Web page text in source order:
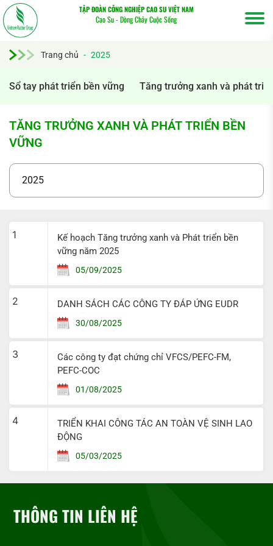
TẬP ĐOÀN CÔNG NGHIỆP CAO SU VIỆT NAM
Cao Su - Dòng Chảy Cuộc Sống
Trang chủ - 2025
Sổ tay phát triển bền vững Tăng trưởng xanh và phát
TĂNG TRƯỞNG XANH VÀ PHÁT TRIỂN BỀN
VỮNG
1
Kế hoạch Tăng trưởng xanh và Phát triển bền
vững năm 2025
05/09/2025
2 DANH SÁCH CÁC CÔNG TY ĐÁP ỨNG EUDR
30/08/2025
3
Các công ty đạt chứng chỉ VFCS/PEFC-FM,
PEFC-COC
01/08/2025
4
TRIỂN KHAI CÔNG TÁC AN TOÀN VỆ SINH LAO
ĐỘNG
05/03/2025
THÔNG TIN LIÊN HỆ